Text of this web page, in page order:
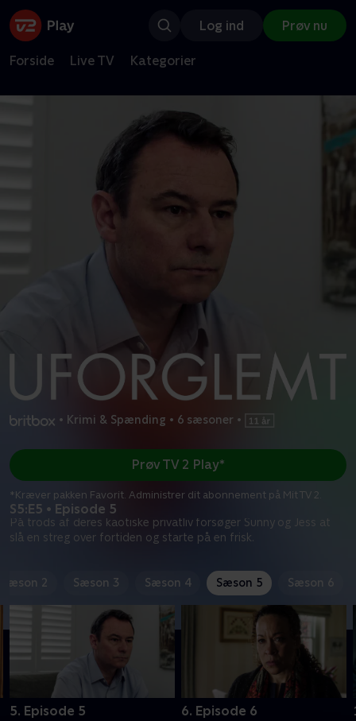
Log ind Prøv nu
Forside Live TV Kategorier
• Krimi & Spænding • 6 sæsoner •
S5:E5 • Episode 5
På trods af deres kaotiske privatliv forsøger Sunny og Jess at
slå en streg over fortiden og starte på en frisk.
Prøv TV 2 Play*
*Kræver pakken Favorit. Administrer dit abonnement på Mit TV 2.
Sæson 2 Sæson 3 Sæson 4 Sæson 5 Sæson 6
5. Episode 5 6. Episode 6